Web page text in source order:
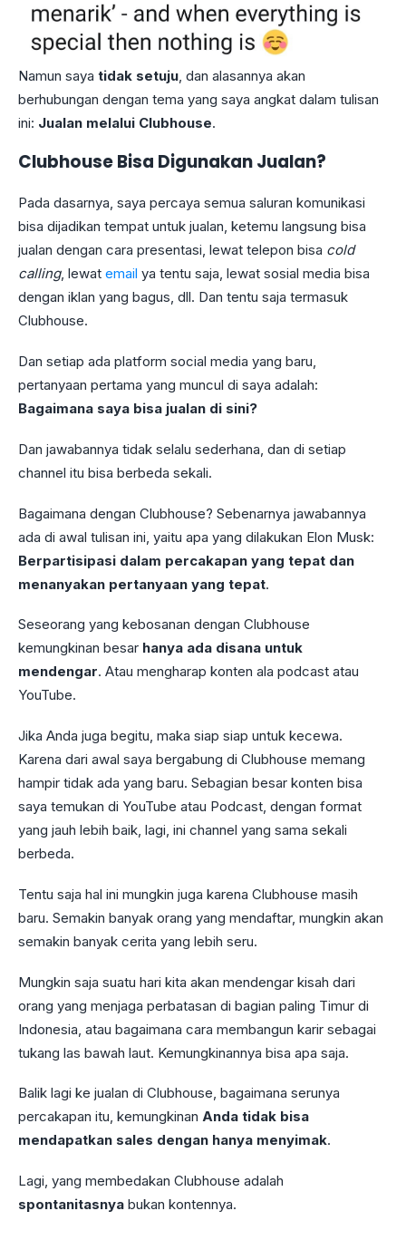
Namun saya tidak setuju , dan alasannya akan
berhubungan dengan tema yang saya angkat dalam tulisan
ini: Jualan melalui Clubhouse.
Clubhouse Bisa Digunakan Jualan?
Pada dasarnya, saya percaya semua saluran komunikasi
bisa dijadikan tempat untuk jualan, ketemu langsung bisa
jualan dengan cara presentasi, lewat telepon bisa cold
calling, lewat email ya tentu saja, lewat sosial media bisa
dengan iklan yang bagus, dll. Dan tentu saja termasuk
Clubhouse.
Dan setiap ada platform social media yang baru,
pertanyaan pertama yang muncul di saya adalah:
Bagaimana saya bisa jualan di sini?
Dan jawabannya tidak selalu sederhana, dan di setiap
channel itu bisa berbeda sekali.
Bagaimana dengan Clubhouse? Sebenarnya jawabannya
ada di awal tulisan ini, yaitu apa yang dilakukan Elon Musk:
Berpartisipasi dalam percakapan yang tepat dan
menanyakan pertanyaan yang tepat.
Seseorang yang kebosanan dengan Clubhouse
kemungkinan besar hanya ada disana untuk
mendengar. Atau mengharap konten ala podcast atau
YouTube.
Jika Anda juga begitu, maka siap siap untuk kecewa.
Karena dari awal saya bergabung di Clubhouse memang
hampir tidak ada yang baru. Sebagian besar konten bisa
saya temukan di YouTube atau Podcast, dengan format
yang jauh lebih baik, lagi, ini channel yang sama sekali
berbeda.
Tentu saja hal ini mungkin juga karena Clubhouse masih
baru. Semakin banyak orang yang mendaftar, mungkin akan
semakin banyak cerita yang lebih seru.
Mungkin saja suatu hari kita akan mendengar kisah dari
orang yang menjaga perbatasan di bagian paling Timur di
Indonesia, atau bagaimana cara membangun karir sebagai
tukang las bawah laut. Kemungkinannya bisa apa saja.
Balik lagi ke jualan di Clubhouse, bagaimana serunya
percakapan itu, kemungkinan Anda tidak bisa
mendapatkan sales dengan hanya menyimak.
Lagi, yang membedakan Clubhouse adalah
spontanitasnya bukan kontennya.